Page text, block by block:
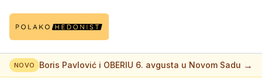
NOVO Boris Pavlović i OBERIU 6. avgusta u Novom Sadu →